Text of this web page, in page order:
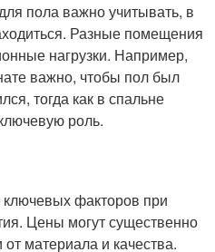
пола важно учитывать, в
Разные помещения
нагрузки. Например,
важно, чтобы пол был
тогда как в спальне
роль.
факторов при
Цены могут существенно
материала и качества.